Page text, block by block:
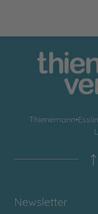
Thienemann•
Newsletter